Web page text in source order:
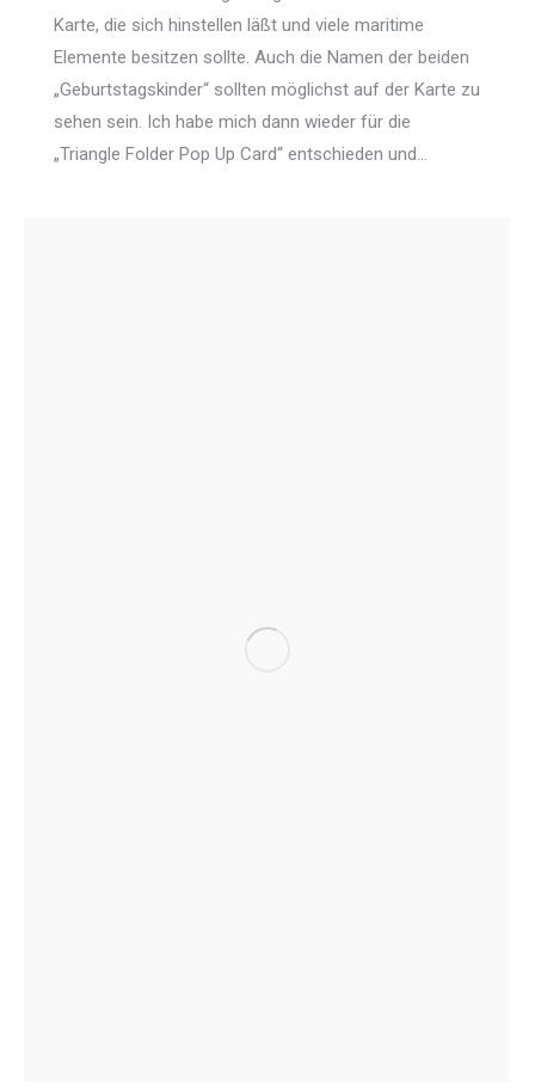
Karte, die sich hinstellen läßt und viele maritime
Elemente besitzen sollte. Auch die Namen der beiden
„Geburtstagskinder“ sollten möglichst auf der Karte zu
sehen sein. Ich habe mich dann wieder für die
„Triangle Folder Pop Up Card“ entschieden und…